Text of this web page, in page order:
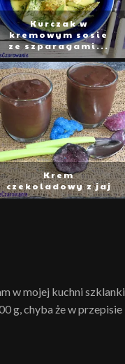
Kurczak w
kremowym sosie
ze szparagami...
Krem
czekoladowy z jaj
w mojej kuchni szklanki
g, chyba że w przepisie